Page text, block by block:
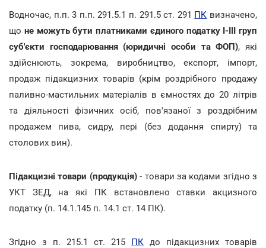
Водночас, п.п. 3 п.п. 291.5.1 п. 291.5 ст. 291 ПК визначено,
що не можуть бути платниками єдиного податку І-ІІІ груп
суб'єкти господарювання (юридичні особи та ФОП), які
здійснюють, зокрема, виробництво, експорт, імпорт,
продаж підакцизних товарів (крім роздрібного продажу
паливно-мастильних матеріалів в ємностях до 20 літрів
та діяльності фізичних осіб, пов'язаної з роздрібним
продажем пива, сидру, пері (без додання спирту) та
столових вин).
Підакцизні товари (продукція)- товари за кодами згідно з
УКТ ЗЕД, на які ПК встановлено ставки акцизного
податку (п. 14.1.145 п. 14.1 ст. 14 ПК).
Згідно з п. 215.1 ст. 215 ПК до підакцизних товарів